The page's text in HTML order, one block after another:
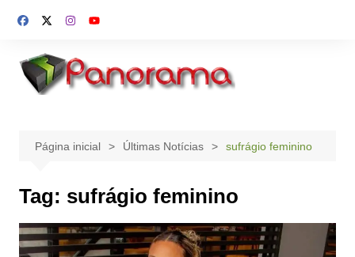
para
conteúdo
Página inicial Últimas Notícias sufrágio feminino
Tag: sufrágio feminino